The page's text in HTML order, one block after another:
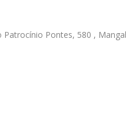
Patrocínio Pontes, 580 ,